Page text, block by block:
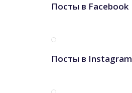
Посты в Facebook
Посты в Instagram